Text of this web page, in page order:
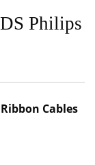
Philips
Cables